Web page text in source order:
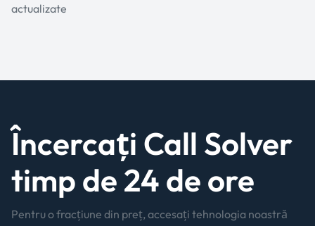
actualizate
Încercați Call Solver
timp de 24 de ore
Pentru o fracțiune din preț, accesați tehnologia noastră